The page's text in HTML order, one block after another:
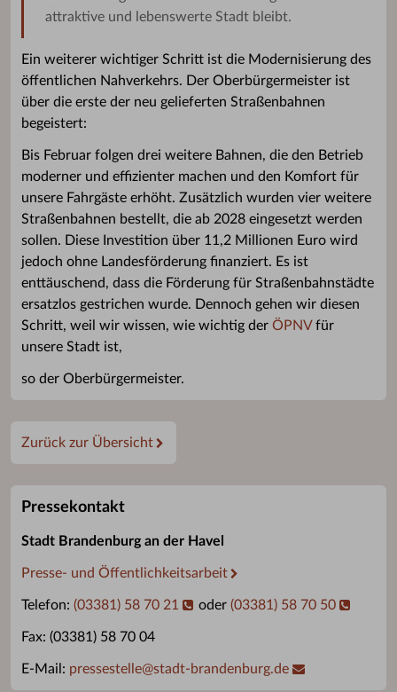
attraktive und lebenswerte Stadt bleibt.
Ein weiterer wichtiger Schritt ist die Modernisierung des
öffentlichen Nahverkehrs. Der Oberbürgermeister ist
über die erste der neu gelieferten Straßenbahnen
begeistert:
Bis Februar folgen drei weitere Bahnen, die den Betrieb
moderner und effizienter machen und den Komfort für
unsere Fahrgäste erhöht. Zusätzlich wurden vier weitere
Straßenbahnen bestellt, die ab 2028 eingesetzt werden
sollen. Diese Investition über 11,2 Millionen Euro wird
jedoch ohne Landesförderung finanziert. Es ist
enttäuschend, dass die Förderung für Straßenbahnstädte
ersatzlos gestrichen wurde. Dennoch gehen wir diesen
Schritt, weil wir wissen, wie wichtig der ÖPNVfür
unsere Stadt ist,
so der Oberbürgermeister.
Zurück zur Übersicht
Pressekontakt
Stadt Brandenburg an der Havel
Presse- und Öffentlichkeitsarbeit
Telefon: (03381) 58 70 21 oder (03381) 58 70 50
Fax: (03381) 58 70 04
E-Mail: pressestelle@stadt-brandenburg.de